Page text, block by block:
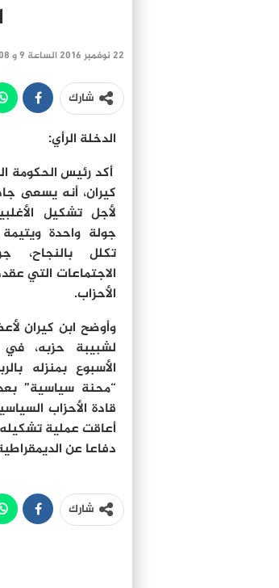
22 نوفمبر 2016 الساعة 9 و 08 دقيقة
شارك
الدخلة الرأي:
أكد رئيس الحكومة
كيران، أنه يسعى
لأجل تشكيل
جولة واحدة
تكلل بالنجاح،
الاجتماعات التي
الأحزاب.
وأوضح ابن كيران
لشبيبة حزبه،
الأسبوع بمنزله
“محنة سياسية”
قادة الأحزاب
أعاقت عملية
دفاعا عن
شارك